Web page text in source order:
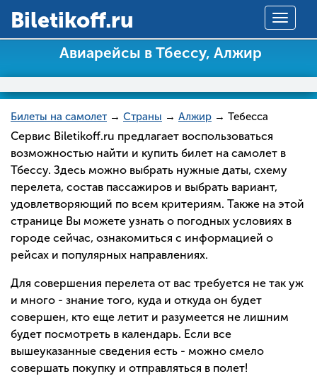
Toggle
Вiletikoff.ru
Авиарейсы в Тбессу, Алжир
Билеты на самолет → Страны → Алжир → Тебесса
Сервис Biletikoff.ru предлагает воспользоваться
возможностью найти и купить билет на самолет в
Тбессу. Здесь можно выбрать нужные даты, схему
перелета, состав пассажиров и выбрать вариант,
удовлетворяющий по всем критериям. Также на этой
странице Вы можете узнать о погодных условиях в
городе сейчас, ознакомиться с информацией о
рейсах и популярных направлениях.
Для совершения перелета от вас требуется не так уж
и много - знание того, куда и откуда он будет
совершен, кто еще летит и разумеется не лишним
будет посмотреть в календарь. Если все
вышеуказанные сведения есть - можно смело
совершать покупку и отправляться в полет!